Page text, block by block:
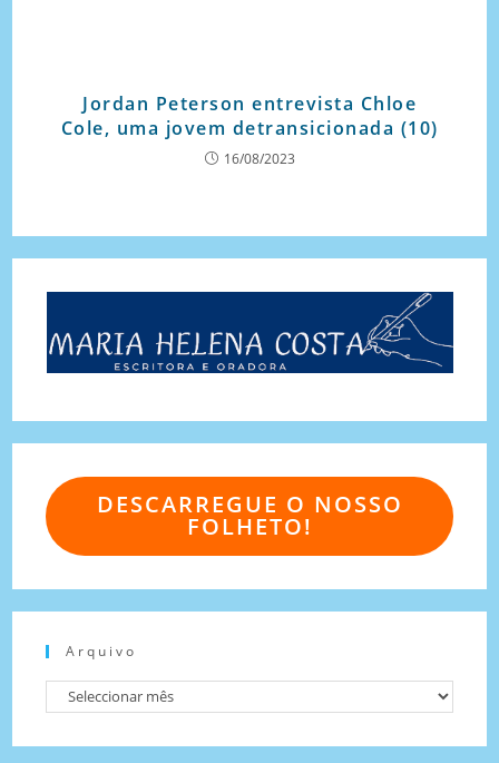
Jordan Peterson entrevista Chloe
Cole, uma jovem detransicionada (10)
16/08/2023
DESCARREGUE O NOSSO
FOLHETO!
Arquivo